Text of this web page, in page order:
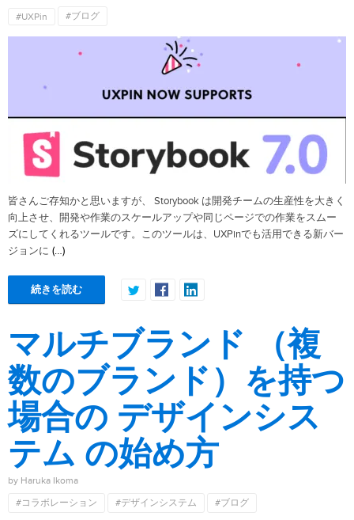
#UXPin #ブログ
皆さんご存知かと思いますが、 Storybook は開発チームの生産性を大きく
向上させ、開発や作業のスケールアップや同じページでの作業をスムー
ズにしてくれるツールです。このツールは、UXPinでも活用できる新バー
ジョンに (…)
続きを読む
マルチブランド （複
数のブランド）を持つ
場合の デザインシス
テム の始め方
by Haruka Ikoma
#コラボレーション
#デザインシステム #ブログ